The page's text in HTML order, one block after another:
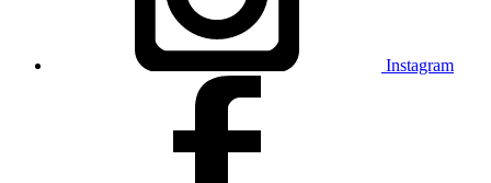
Instagram